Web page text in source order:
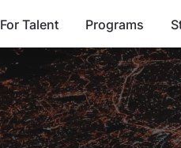
For Talent Programs